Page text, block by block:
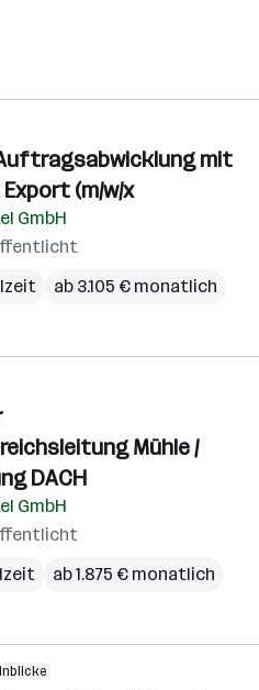
mit
(m/w/x
GmbH
ab 3.105 € monatlich
Mühle /
DACH
GmbH
ab 1.875 € monatlich